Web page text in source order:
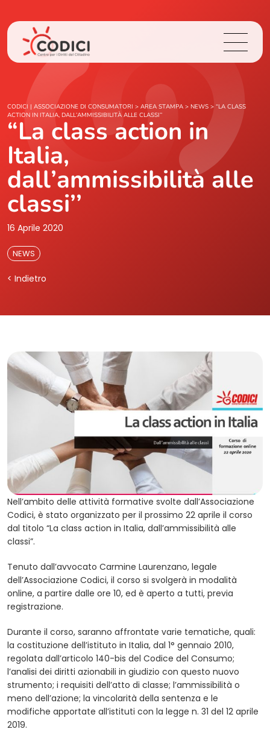
Chi Siamo
Cosa Facciamo
Area Stampa
CODICI | ASSOCIAZIONE DI CONSUMATORI > AREA STAMPA > NEWS > “LA CLASS
ACTION IN ITALIA, DALL’AMMISSIBILITÀ ALLE CLASSI’’
“La class action in
Italia,
dall’ammissibilità alle
classi’’
16 Aprile 2020
NEWS
< Indietro
Nell’ambito delle attività formative svolte dall’Associazione
Codici, è stato organizzato per il prossimo 22 aprile il corso
dal titolo “La class action in Italia, dall’ammissibilità alle
classi”.
Tenuto dall’avvocato Carmine Laurenzano, legale
dell’Associazione Codici, il corso si svolgerà in modalità
online, a partire dalle ore 10, ed è aperto a tutti, previa
registrazione.
Durante il corso, saranno affrontate varie tematiche, quali:
la costituzione dell’istituto in Italia, dal 1° gennaio 2010,
regolata dall’articolo 140-bis del Codice del Consumo;
l’analisi dei diritti azionabili in giudizio con questo nuovo
strumento; i requisiti dell’atto di classe; l’ammissibilità o
meno dell’azione; la vincolarità della sentenza e le
modifiche apportate all’istituti con la legge n. 31 del 12 aprile
2019.